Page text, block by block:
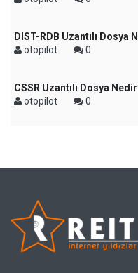
DIST-RDB Uzantılı Dosya
otopilot
0
CSSR Uzantılı Dosya
otopilot
0